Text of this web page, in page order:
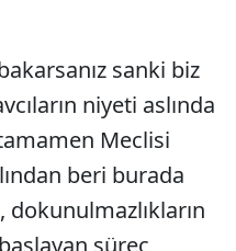
sanki biz
niyeti aslında
Meclisi
beri burada
dokunulmazlıkların
süreç